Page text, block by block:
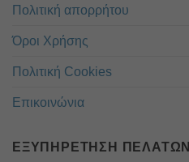
Πολιτική απορρήτου
Όροι Χρήσης
Πολιτική Cookies
Επικοινώνια
ΕΞΥΠΗΡΈΤΗΣΗ ΠΕΛΑΤΏΝ